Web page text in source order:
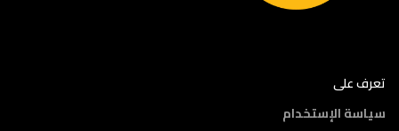
تعرف على
سياسة الإستخدام